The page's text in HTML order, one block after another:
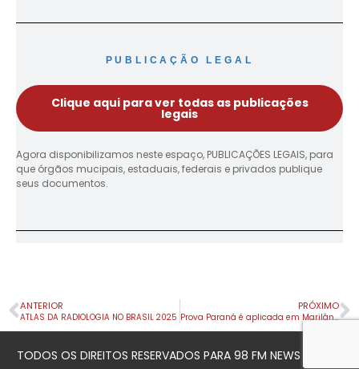
PUBLICAÇÃO LEGAL
Clique aqui para ver todas as publicações
legais
Agora disponibilizamos neste espaço, PUBLICAÇÕES LEGAIS, para
que órgãos mucipais, estaduais, federais e privados publique
seus documentos.
ANTERIOR
ATLAS DA RADIOLOGIA NO BRASIL 2025
PRÓXIMO
Prova Paraná é aplicada em Marilândia do Sul
TODOS OS DIREITOS RESERVADOS PARA 98 FM NEWS © 2023